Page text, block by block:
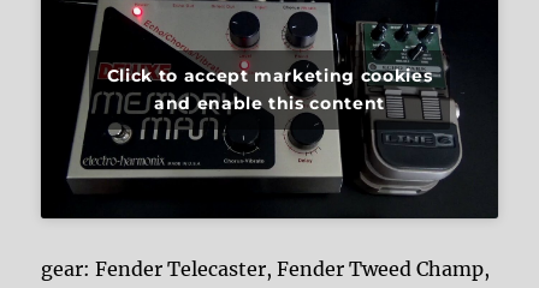
Click to accept marketing cookies
and enable this content
gear: Fender Telecaster, Fender Tweed Champ,